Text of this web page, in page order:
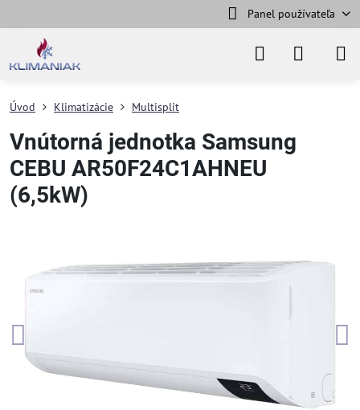
Panel používateľa
Úvod Klimatizácie Multisplit
Vnútorná jednotka Samsung
CEBU AR50F24C1AHNEU
(6,5kW)